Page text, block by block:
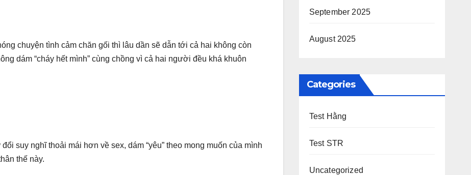
chuyện tình cảm chăn gối thì lâu dần sẽ dẫn tới cả hai không còn
dám “cháy hết mình” cùng chồng vì cả hai người đều khá khuôn
suy nghĩ thoải mái hơn về sex, dám “yêu” theo mong muốn của mình
thế này.
September 2025
August 2025
Categories
Test Hằng
Test STR
Uncategorized